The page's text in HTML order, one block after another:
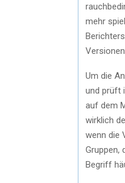
mehr
Um die
und prüft
auf dem
wirklich
wenn die
Gruppen,
Begriff